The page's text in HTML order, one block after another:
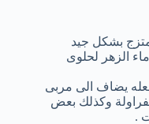
بشكل جيد
الزهر لحلوى
يضاف الى مربى
وكذلك بعض
.